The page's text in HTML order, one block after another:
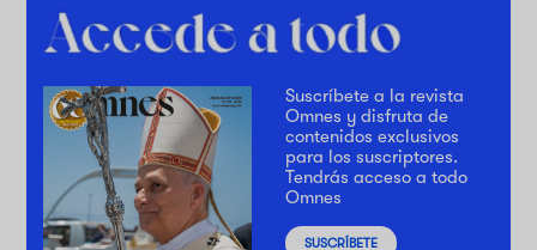
Suscríbete a la revista
Omnes y disfruta de
contenidos exclusivos
para los suscriptores.
Tendrás acceso a todo
Omnes
SUSCRÍBETE